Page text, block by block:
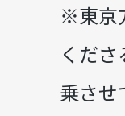
※東京
くだ
乗させ